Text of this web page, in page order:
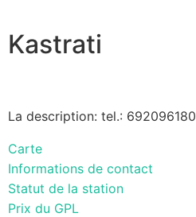
Kastrati
La description: tel.: 692096180
Carte
Informations de contact
Statut de la station
Prix du GPL